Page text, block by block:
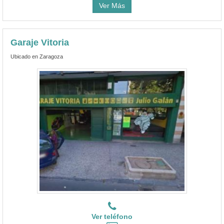
Ver Más
Garaje Vitoria
Ubicado en Zaragoza
Ver teléfono